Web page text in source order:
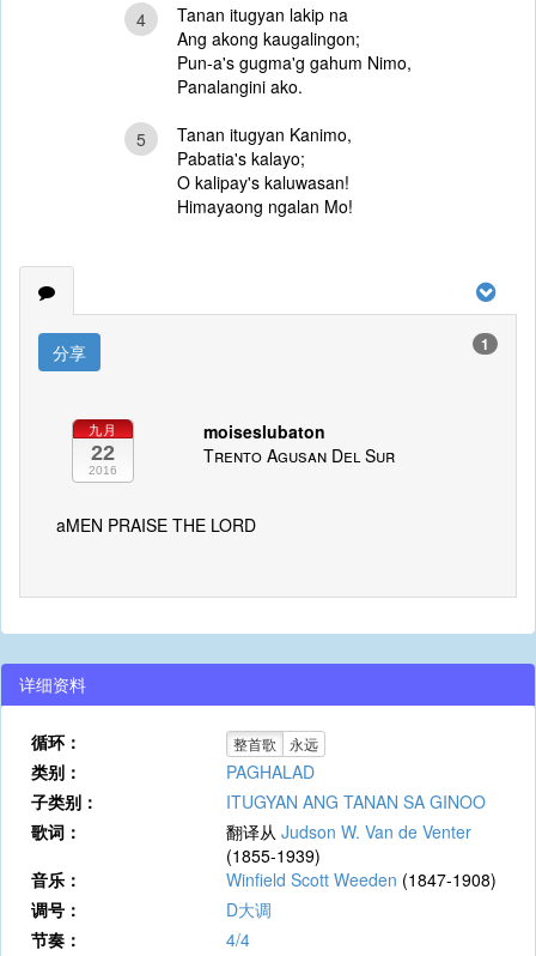
4
Tanan itugyan lakip na
Ang akong kaugalingon;
Pun-a's gugma'g gahum Nimo,
Panalangini ako.
5
Tanan itugyan Kanimo,
Pabatia's kalayo;
O kalipay's kaluwasan!
Himayaong ngalan Mo!
分享 1
九月
22
2016
moiseslubaton
Trento Agusan Del Sur
aMEN PRAISE THE LORD
详细资料
循环： 整首歌 永远
类别：
PAGHALAD
子类别：
ITUGYAN ANG TANAN SA GINOO
歌词：
翻译从 Judson W. Van de Venter
(1855-1939)
音乐：
Winfield Scott Weeden (1847-1908)
调号：
D大调
节奏：
4/4